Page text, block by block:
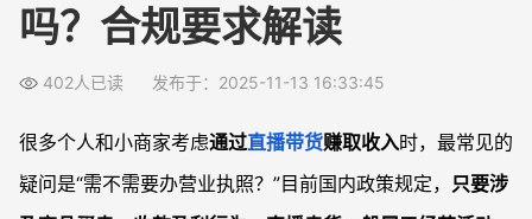
未办执照直播带货，被查处会如何？
没营业执照能当助播或分享商品吗？
个体户和公司注册有什么区别？
吗？合规要求解读
402人已读 发布于：2025-11-13 16:33:45
很多个人和小商家考虑通过直播带货赚取收入时，最常见的
疑问是“需不需要办营业执照？”目前国内政策规定， 只要涉